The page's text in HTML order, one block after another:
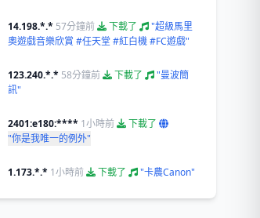
14.198.*.* 57分鐘前 下載了
"超級馬里
奧遊戲音樂欣賞 #任天堂 #紅白機 #FC遊戲"
123.240.*.* 58分鐘前 下載了
"曼波簡
訊"
2401:e180:**** 1小時前
下載了
"你是我唯一的例外"
1.173.*.* 1小時前 下載了 "卡農Canon"